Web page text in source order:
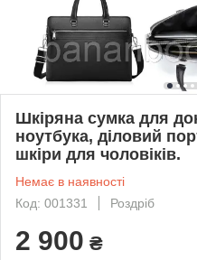
Шкіряна сумка для
ноутбука, діловий
шкіри для чоловіків.
Немає в наявності
Код: 001331
Роздріб
2 900 ₴